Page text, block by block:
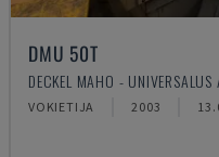
DMU 50T
DECKEL MAHO - UNIVERSALUS
VOKIETIJA 2003